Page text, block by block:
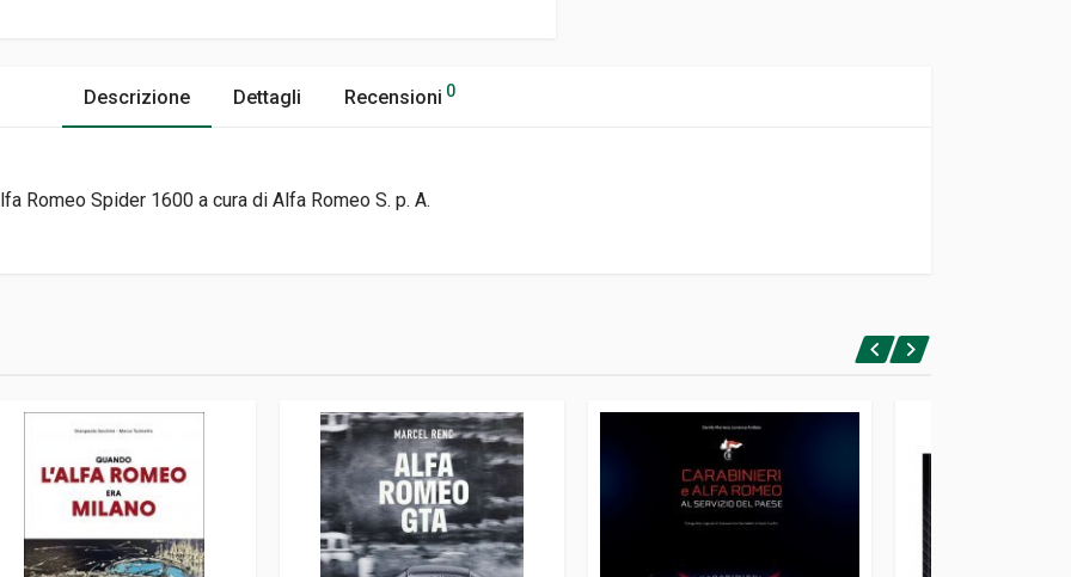
Descrizione Dettagli Recensioni 0
Romeo Spider 1600 a cura di Alfa Romeo S. p. A.
Francese, Italiano